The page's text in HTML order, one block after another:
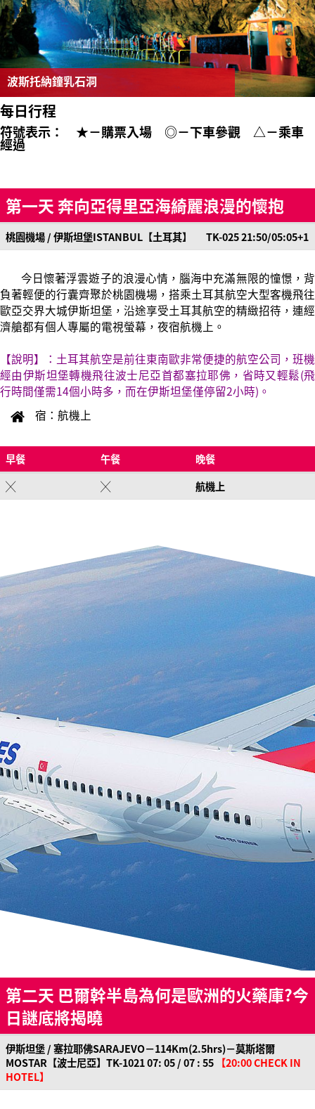
波斯托納鐘乳石洞
每日行程
符號表示： ★－購票入場 ◎－下車參觀 △－乘車
經過
第一天 奔向亞得里亞海綺麗浪漫的懷抱
桃園機場 / 伊斯坦堡ISTANBUL【土耳其】 TK-025 21:50/05:05+1
今日懷著浮雲遊子的浪漫心情，腦海中充滿無限的憧憬，背
負著輕便的行囊齊聚於桃園機場，搭乘土耳其航空大型客機飛往
歐亞交界大城伊斯坦堡，沿途享受土耳其航空的精緻招待，連經
濟艙都有個人專屬的電視螢幕，夜宿航機上。
【說明】：土耳其航空是前往東南歐非常便捷的航空公司，班機
經由伊斯坦堡轉機飛往波士尼亞首都塞拉耶佛，省時又輕鬆(飛
行時間僅需14個小時多，而在伊斯坦堡僅停留2小時)。
宿：航機上
早餐 午餐
晚餐
╳
╳ 航機上
第二天 巴爾幹半島為何是歐洲的火藥庫?今
日謎底將揭曉
伊斯坦堡 / 塞拉耶佛SARAJEVO－114Km(2.5hrs)－莫斯塔爾
MOSTAR【波士尼亞】TK-1021 07: 05 / 07 : 55 【20:00 CHECK IN
HOTEL】